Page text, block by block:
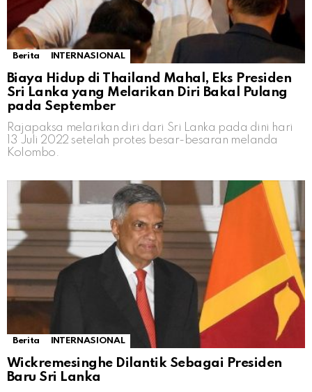
Berita INTERNASIONAL
Biaya Hidup di Thailand Mahal, Eks Presiden
Sri Lanka yang Melarikan Diri Bakal Pulang
pada September
Rajapaksa melarikan diri dari Sri Lanka pada dini hari
13 Juli 2022 setelah protes besar-besaran melanda
Kolombo.
Berita INTERNASIONAL
Wickremesinghe Dilantik Sebagai Presiden
Baru Sri Lanka